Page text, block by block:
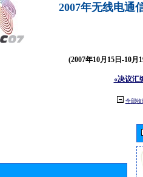
2007年无线电通
(2007年10月15日-10月
«决议汇
全部收